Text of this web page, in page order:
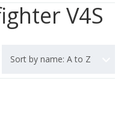
V4S
Sort by name: A to Z